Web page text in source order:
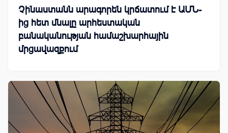
Չինաստանն արագորեն կրճատում է ԱՄՆ-
ից հետ մնալը արհեստական
բանականության համաշխարհային
մրցավազքում